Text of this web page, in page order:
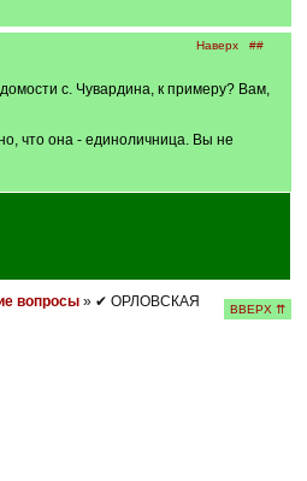
Наверх ##
с. Чувардина, к примеру? Вам,
что она - единоличница. Вы не
вопросы» ✔ ОРЛОВСКАЯ
ВВЕРХ ⇈